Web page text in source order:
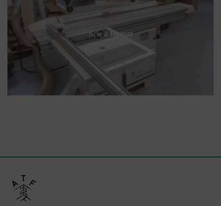
Scie à format